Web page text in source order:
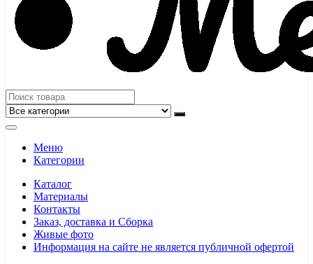
Меню
Категории
Каталог
Материалы
Контакты
Заказ, доставка и Сборка
Живые фото
Информация на сайте не является публичной офертой